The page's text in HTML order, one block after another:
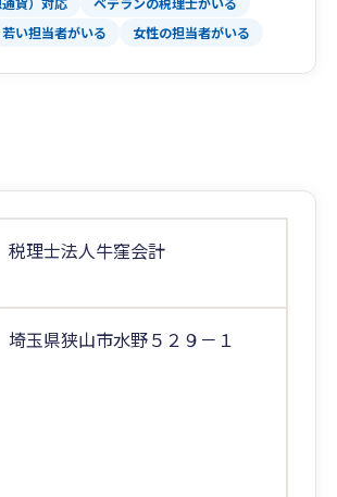
若い担当者がいる 女性の担当者がいる
税理士法人牛窪会計
埼玉県狭山市水野５２９－１